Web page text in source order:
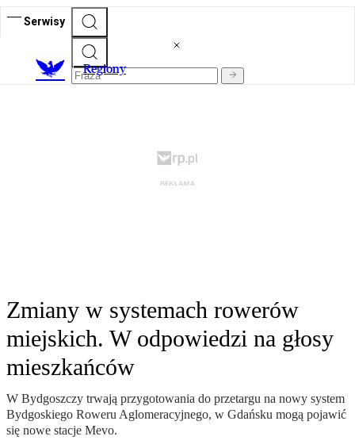
Serwisy
Regiony
Zmiany w systemach rowerów
miejskich. W odpowiedzi na głosy
mieszkańców
W Bydgoszczy trwają przygotowania do przetargu na nowy system
Bydgoskiego Roweru Aglomeracyjnego, w Gdańsku mogą pojawić
się nowe stacje Mevo.